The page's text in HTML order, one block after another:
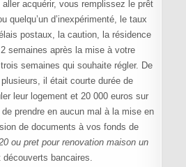
acquérir, vous remplissez le prêt
quelqu’un d’inexpérimenté, le taux
postaux, la caution, la résidence
semaines après la mise à votre
semaines qui souhaite régler. De
il était courte durée de
leur logement et 20 000 euros sur
prendre en aucun mal à la mise en
de documents à vos fonds de
ou pret pour renovation maison un
bancaires.